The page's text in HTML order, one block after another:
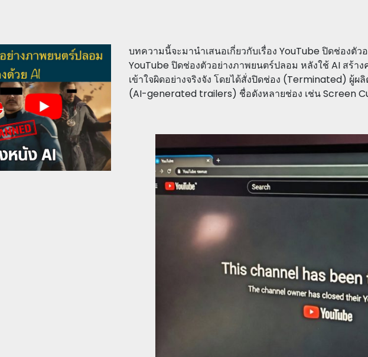
บทความนี้จะมานำเสนอเกี่ยวกับเรื่อง YouTube ปิดช่องตั
YouTube ปิดช่องตัวอย่างภาพยนตร์ปลอม หลังใช้ AI สร้า
เข้าใจผิดอย่างจริงจัง โดยได้สั่งปิดช่อง (Terminated) ผู้
(AI-generated trailers) ชื่อดังหลายช่อง เช่น Screen